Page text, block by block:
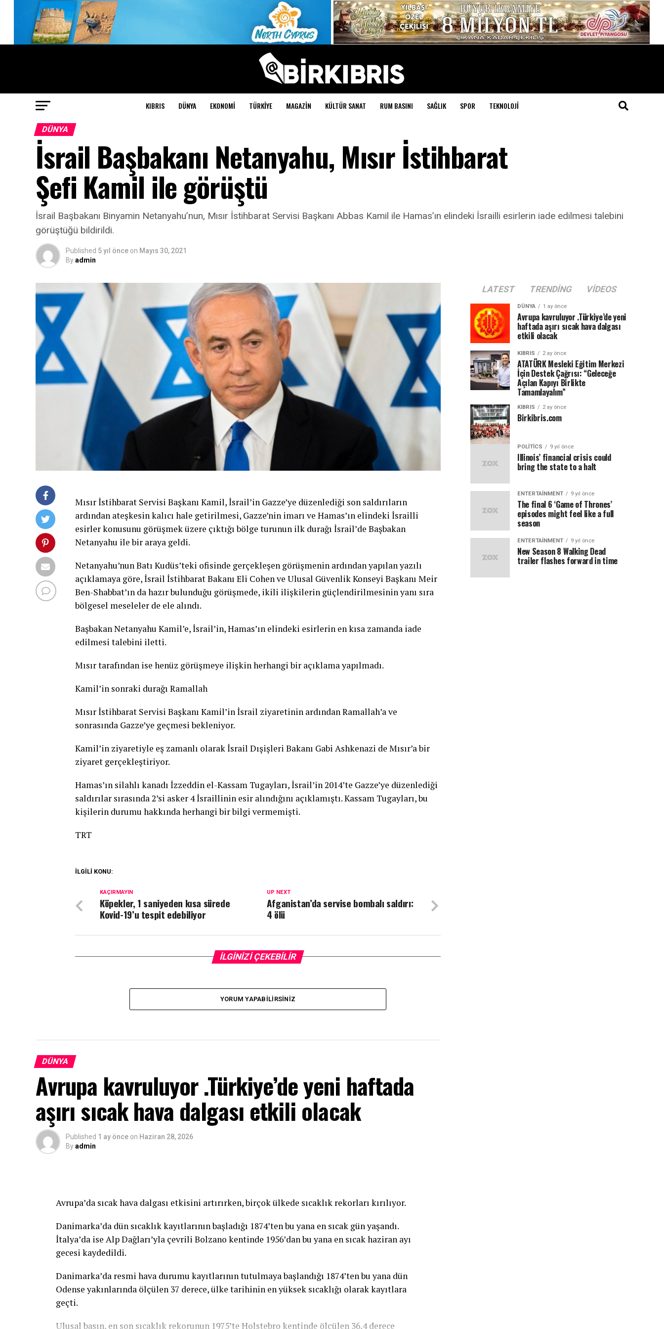
KIBRIS DÜNYA EKONOMI TÜRKIYE MAGAZIN KÜLTÜR SANAT RUM BASINI SAĞLIK SPOR TEKNOLOJI
DÜNYA
İsrail Başbakanı Netanyahu, Mısır İstihbarat
Şefi Kamil ile görüştü
İsrail Başbakanı Binyamin Netanyahu’nun, Mısır İstihbarat Servisi Başkanı Abbas Kamil ile Hamas’ın elindeki İsrailli esirlerin iade edilmesi talebini
görüştüğü bildirildi.
Published 5 yıl önce on Mayıs 30, 2021
Byadmin
Mısır İstihbarat Servisi Başkanı Kamil, İsrail’in Gazze’ye düzenlediği son saldırıların
ardından ateşkesin kalıcı hale getirilmesi, Gazze’nin imarı ve Hamas’ın elindeki İsrailli
esirler konusunu görüşmek üzere çıktığı bölge turunun ilk durağı İsrail’de Başbakan
Netanyahu ile bir araya geldi.
Netanyahu’nun Batı Kudüs’teki ofisinde gerçekleşen görüşmenin ardından yapılan yazılı
açıklamaya göre, İsrail İstihbarat Bakanı Eli Cohen ve Ulusal Güvenlik Konseyi Başkanı Meir
Ben-Shabbat’ın da hazır bulunduğu görüşmede, ikili ilişkilerin güçlendirilmesinin yanı sıra
bölgesel meseleler de ele alındı.
Başbakan Netanyahu Kamil’e, İsrail’in, Hamas’ın elindeki esirlerin en kısa zamanda iade
edilmesi talebini iletti.
Mısır tarafından ise henüz görüşmeye ilişkin herhangi bir açıklama yapılmadı.
Kamil’in sonraki durağı Ramallah
Mısır İstihbarat Servisi Başkanı Kamil’in İsrail ziyaretinin ardından Ramallah’a ve
sonrasında Gazze’ye geçmesi bekleniyor.
Kamil’in ziyaretiyle eş zamanlı olarak İsrail Dışişleri Bakanı Gabi Ashkenazi de Mısır’a bir
ziyaret gerçekleştiriyor.
Hamas’ın silahlı kanadı İzzeddin el-Kassam Tugayları, İsrail’in 2014’te Gazze’ye düzenlediği
saldırılar sırasında 2’si asker 4 İsraillinin esir alındığını açıklamıştı. Kassam Tugayları, bu
kişilerin durumu hakkında herhangi bir bilgi vermemişti.
TRT
İLGİLİ KONU:
UP NEXT
Afganistan’da servise bombalı saldırı:
4 ölü
KAÇIRMAYIN
Köpekler, 1 saniyeden kısa sürede
Kovid-19’u tespit edebiliyor
İLGİNİZİ ÇEKEBİLİR
YORUM YAPABILIRSINIZ
DÜNYA
Avrupa kavruluyor .Türkiye’de yeni haftada
aşırı sıcak hava dalgası etkili olacak
Published 1 ay önce on Haziran 28, 2026
Byadmin
Avrupa’da sıcak hava dalgası etkisini artırırken, birçok ülkede sıcaklık rekorları kırılıyor.
Danimarka’da dün sıcaklık kayıtlarının başladığı 1874’ten bu yana en sıcak gün yaşandı.
İtalya’da ise Alp Dağları’yla çevrili Bolzano kentinde 1956’dan bu yana en sıcak haziran ayı
gecesi kaydedildi.
Danimarka’da resmi hava durumu kayıtlarının tutulmaya başlandığı 1874’ten bu yana dün
Odense yakınlarında ölçülen 37 derece, ülke tarihinin en yüksek sıcaklığı olarak kayıtlara
geçti.
Ulusal basın, en son sıcaklık rekorunun 1975’te Holstebro kentinde ölçülen 36,4 derece
LATEST TRENDING VIDEOS
DÜNYA 1 ay önce
Avrupa kavruluyor .Türkiye’de yeni
haftada aşırı sıcak hava dalgası
etkili olacak
KIBRIS 2 ay önce
ATATÜRK Mesleki Eğitim Merkezi
İçin Destek Çağrısı: “Geleceğe
Açılan Kapıyı Birlikte
Tamamlayalım”
KIBRIS 2 ay önce
Birkibris.com
POLITICS 9 yıl önce
Illinois’ financial crisis could
bring the state to a halt
ENTERTAINMENT 9 yıl önce
The final 6 ‘Game of Thrones’
episodes might feel like a full
season
ENTERTAINMENT 9 yıl önce
New Season 8 Walking Dead
trailer flashes forward in time